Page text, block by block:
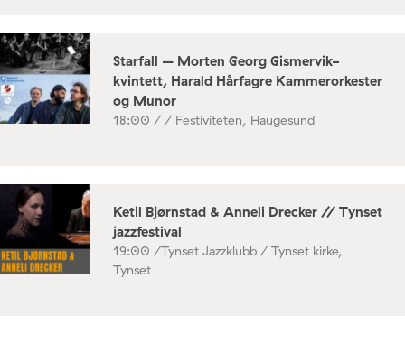
Starfall – Morten Georg Gismervik-
kvintett, Harald Hårfagre Kammerorkester
og Munor
18:00 / / Festiviteten, Haugesund
Ketil Bjørnstad & Anneli Drecker // Tynset
jazzfestival
19:00 /Tynset Jazzklubb / Tynset kirke,
Tynset